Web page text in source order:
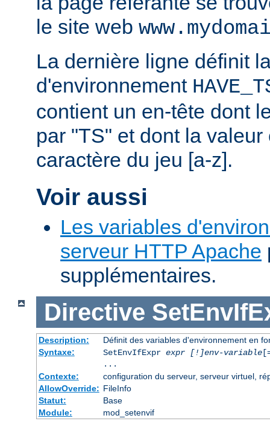
le site web
La dernière ligne définit
d'environnement
contient un en-tête dont
par "TS" et dont la
caractère du jeu [a-z].
Voir aussi
Les variables
serveur HTTP Apache
supplémentaires.
Directive
Description:
Définit des variables d'environnement en
Syntaxe:
SetEnvIfExpr expr [!]env-variable
...
Contexte:
configuration du serveur, serveur virtuel,
AllowOverride: FileInfo
Statut:
Base
Module:
mod_setenvif